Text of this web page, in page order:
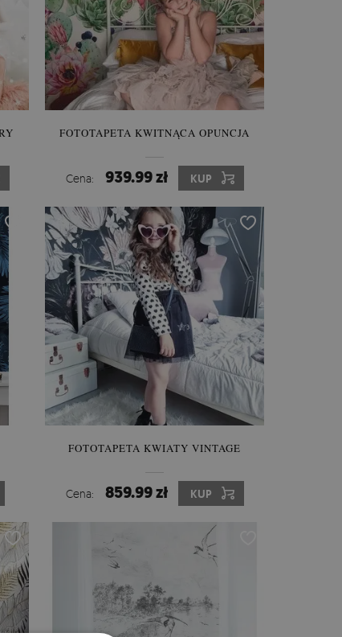
FOTOTAPETA KWITNĄCA OPUNCJA
Cena: 939.99 zł KUP
FOTOTAPETA KWIATY VINTAGE
Cena: 859.99 zł KUP